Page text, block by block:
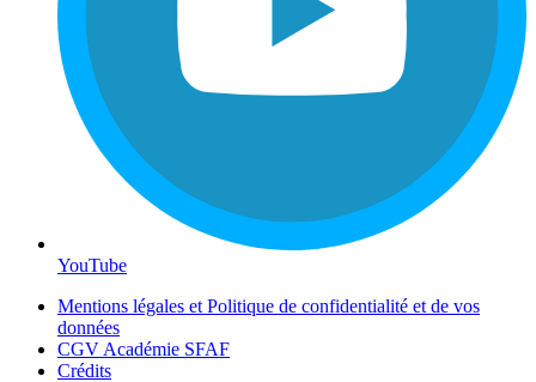
YouTube
Mentions légales et Politique de confidentialité et de vos
données
CGV Académie SFAF
Crédits